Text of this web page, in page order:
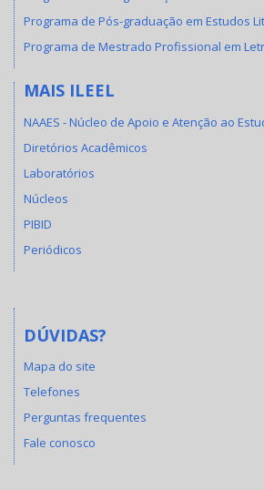
Programa de Pós-graduação em Estudos
Programa de Mestrado Profissional em
MAIS ILEEL
NAAES - Núcleo de Apoio e Atenção ao
Diretórios Acadêmicos
Laboratórios
Núcleos
PIBID
Periódicos
DÚVIDAS?
Mapa do site
Telefones
Perguntas frequentes
Fale conosco